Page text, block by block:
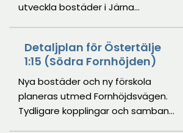
utveckla bostäder i Järna
Detaljplan för Östertälje
1:15 (Södra Fornhöjden)
Nya bostäder och ny förskola
planeras utmed Fornhöjdsvägen.
Tydligare kopplingar och samband